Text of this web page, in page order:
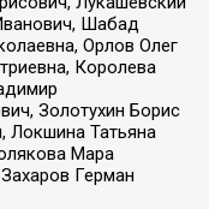
Шабад
Орлов Олег
Королева
Золотухин Борис
Локшина Татьяна
Мара
Герман